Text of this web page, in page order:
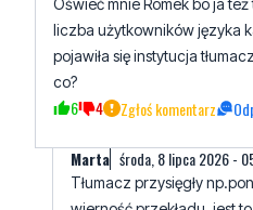
6 4 Zgłoś komentarz
Marta
Tłumacz przysięgły
tym przypadku np.
wykonywanej pracy,